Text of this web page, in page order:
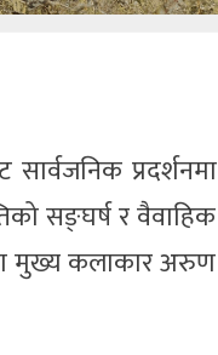
प्रदर्शनमा
सङ्घर्ष र वैवाहिक
मुख्य कलाकार अरुण